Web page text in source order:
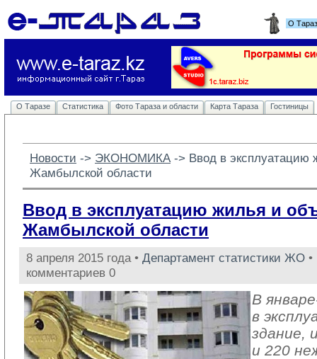
О
О Таразе Статистика Фото Тараза и области Карта Тараза Гостиницы
Новости -> ЭКОНОМИКА -> Ввод в эксплуатацию
Жамбылской области
Ввод в эксплуатацию жилья и
Жамбылской области
8 апреля 2015 года • Департамент статистики ЖО
комментариев 0
В
в
здание,
и 220